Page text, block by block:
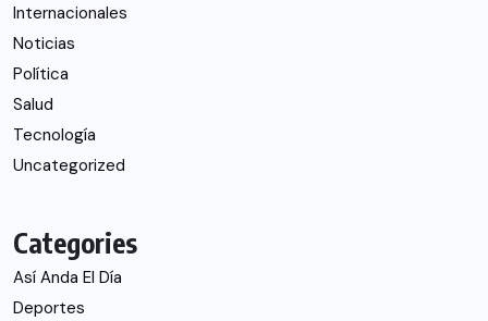
Internacionales
Noticias
Política
Salud
Tecnología
Uncategorized
Categories
Así Anda El Día
Deportes